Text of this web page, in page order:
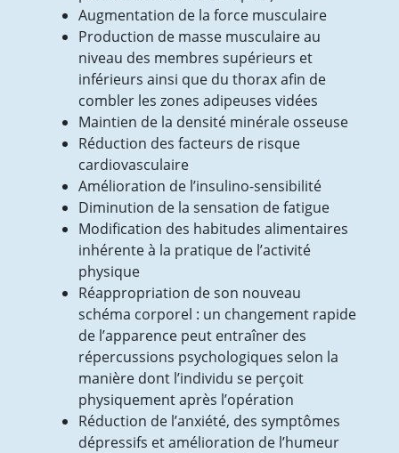
personnes en surpoids/ obésité (en
processus ou non de chirurgie bariatrique)
Séances collectives ou individuelles pour
personnes post-Covid 19
Inscription ou demande de renseignements
Politique qualité et RGPD
NEPALE : SOINS PALLIATIFS A DOMICILE
L’équipe
NEPALE : les actions de l’EMTA-SP
Les actions de formations
L’analyse des pratiques et éthique
Documents et liens
Documents pour tous
Documents professionnels
Fiches pratiques
Partenaires de travail
Nous contacter
Recrutements
Actualités
Contact
Augmentation de la force musculaire
Production de masse musculaire au
niveau des membres supérieurs et
inférieurs ainsi que du thorax afin de
combler les zones adipeuses vidées
Maintien de la densité minérale osseuse
Réduction des facteurs de risque
cardiovasculaire
Amélioration de l’insulino-sensibilité
Diminution de la sensation de fatigue
Modification des habitudes alimentaires
inhérente à la pratique de l’activité
physique
Réappropriation de son nouveau
schéma corporel : un changement rapide
de l’apparence peut entraîner des
répercussions psychologiques selon la
manière dont l’individu se perçoit
physiquement après l’opération
Réduction de l’anxiété, des symptômes
dépressifs et amélioration de l’humeur